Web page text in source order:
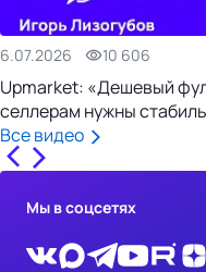
6.07.2026 10 606
Upmarket: «Дешевый
селлерам нужны
Все видео
Мы в соцсетях